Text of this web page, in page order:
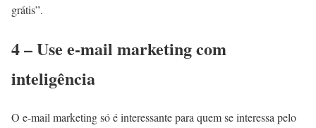
grátis”.
4 – Use e-mail marketing com
inteligência
O e-mail marketing só é interessante para quem se interessa pelo